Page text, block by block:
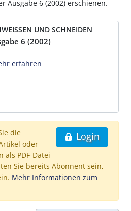
Ausgabe 6 (2002) erschienen.
UND SCHNEIDEN
6 (2002)
erfahren
Login
die
oder
als PDF-Datei
Sie bereits Abonnent sein,
Mehr Informationen zum